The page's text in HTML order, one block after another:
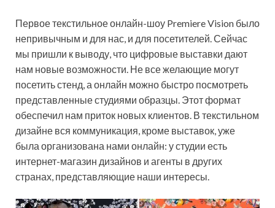
Первое текстильное онлайн-шоу Premiere Vision было
непривычным и для нас, и для посетителей. Сейчас
мы пришли к выводу, что цифровые выставки дают
нам новые возможности. Не все желающие могут
посетить стенд, а онлайн можно быстро посмотреть
представленные студиями образцы. Этот формат
обеспечил нам приток новых клиентов. В текстильном
дизайне вся коммуникация, кроме выставок, уже
была организована нами онлайн: у студии есть
интернет-магазин дизайнов и агенты в других
странах, представляющие наши интересы.